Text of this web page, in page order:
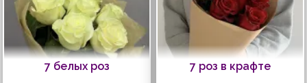
7 белых роз 7 роз в крафте